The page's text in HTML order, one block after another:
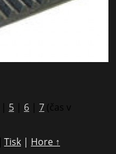
| 5 | 6 | 7 (čas v
Tisk | Hore ↑